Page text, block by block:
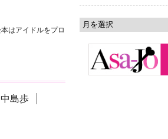
はアイドルをプロ
中島歩